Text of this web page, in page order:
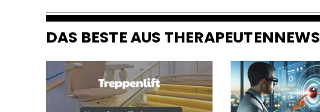
DAS BESTE AUS THERAPEUTENNEWS